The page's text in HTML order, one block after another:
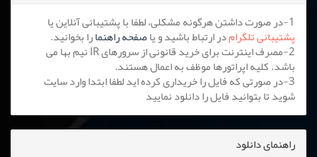
1-در صورت داشتن هرگونه مشکلی، لطفا با پشتیبانی آنلاین یا
پشتیبانی تلگرامدر ارتباط باشید و یاصفحه راهنمارا بخوانید.
2-مصرف اینترنت برای خرید قانونی از سرورهای IR نیم بها می
باشد. کلیه اپراتورها موظف به اعمال هستند.
3-در صورتی که فایل را خریداری کرده اید لطفا ابتدا وارد سایت
شوید تا بتوانید فایل را دانلود نمایید
راهنمای دانلود